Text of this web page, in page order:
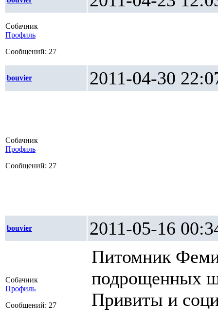
Собачник
Профиль
Сообщений: 27
bouvier 2011-04-30
Собачник
Профиль
Сообщений: 27
bouvier 2011-05-16
Собачник
Профиль
Сообщений: 27
Питомник
подрощенных
Привиты и